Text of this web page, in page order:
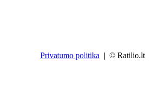
Privatumo politika | © Ratilio.lt